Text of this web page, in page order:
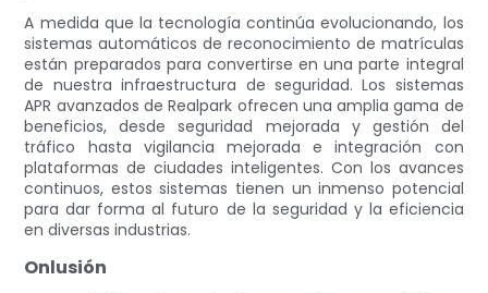
A medida que la tecnología continúa evolucionando, los
sistemas automáticos de reconocimiento de matrículas
están preparados para convertirse en una parte integral
de nuestra infraestructura de seguridad. Los sistemas
APR avanzados de Realpark ofrecen una amplia gama de
beneficios, desde seguridad mejorada y gestión del
tráfico hasta vigilancia mejorada e integración con
plataformas de ciudades inteligentes. Con los avances
continuos, estos sistemas tienen un inmenso potencial
para dar forma al futuro de la seguridad y la eficiencia
en diversas industrias.
Onlusión